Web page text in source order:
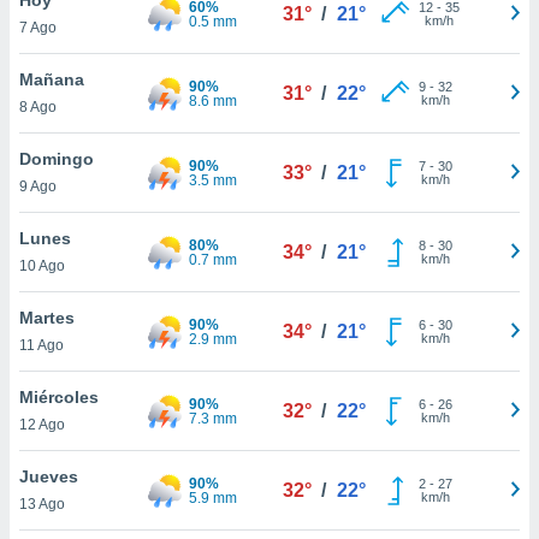
en
más
nuestra
de
cookies
aceptar
7 Ago
60%
0.5 mm
31° / 21° 12- 35
km/h
Mañana
8 Ago
90%
8.6 mm
31° / 22° 9- 32
km/h
Domingo
9 Ago
90%
3.5 mm
33° / 21° 7- 30
km/h
Lunes
10 Ago
80%
0.7 mm
34° / 21° 8- 30
km/h
Martes
11 Ago
90%
2.9 mm
34° / 21° 6- 30
km/h
Miércoles
12 Ago
90%
7.3 mm
32° / 22° 6- 26
km/h
Jueves
13 Ago
90%
5.9 mm
32° / 22° 2- 27
km/h